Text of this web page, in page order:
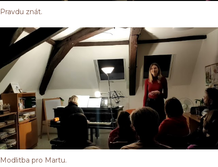
Pravdu znát.
Modlitba pro Martu.